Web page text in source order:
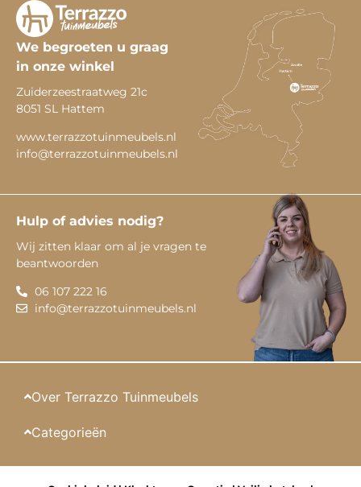
We begroeten u graag
in onze winkel
Zuiderzeestraatweg 21c
8051 SL Hattem
www.terrazzotuinmeubels.nl
info@terrazzotuinmeubels.nl
Hulp of advies nodig?
Wij zitten klaar om al je vragen te
beantwoorden
06 107 222 16
info@terrazzotuinmeubels.nl
Over Terrazzo Tuinmeubels
Categorieën